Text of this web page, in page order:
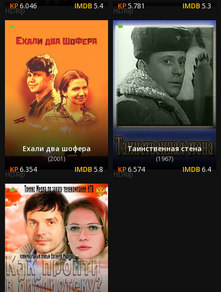
6.046 5.4
HDRip
5.781 5.3
HDRip
Ехали два шофера
(2001)
6.354 5.8
HDRip
Таинственная стена
(1967)
6.574 6.4
HDRip